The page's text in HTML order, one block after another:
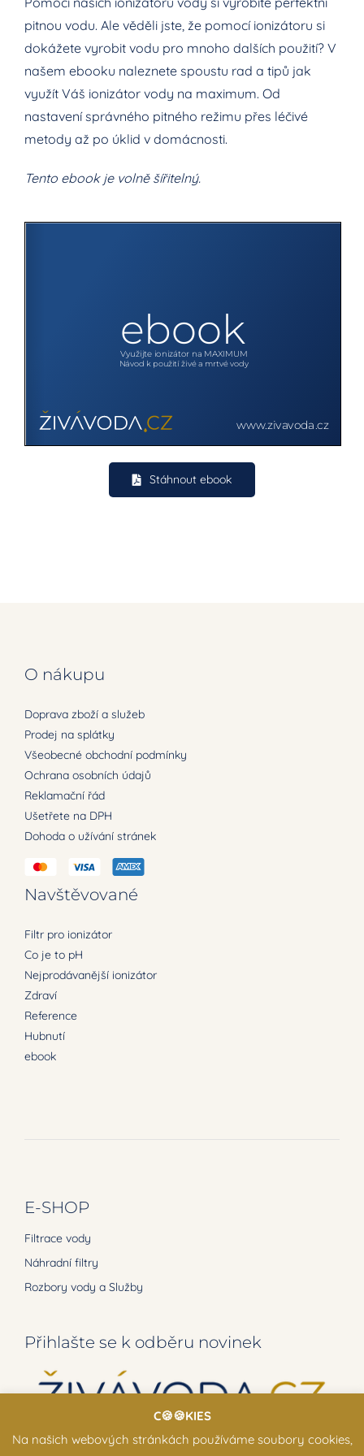
Co je to pH
Co je to ORP
Voda a naše tělo
Zdraví
Zdravý životní styl
Původní pramen
pitnou vodu. Ale věděli jste, že pomocí ionizátoru si
dokážete vyrobit vodu pro mnoho dalších použití? V
našem ebooku naleznete spoustu rad a tipů jak
využít Váš ionizátor vody na maximum. Od
nastavení správného pitného režimu přes léčivé
metody až po úklid v domácnosti.
Tento ebook je volně šířitelný.
Stáhnout ebook
O nákupu
Doprava zboží a služeb
Prodej na splátky
Všeobecné obchodní podmínky
Ochrana osobních údajů
Reklamační řád
Ušetřete na DPH
Dohoda o užívání stránek
E-SHOP
Filtrace vody
Náhradní filtry
Rozbory vody a Služby
Navštěvované
Filtr pro ionizátor
Co je to pH
Nejprodávanější ionizátor
Zdraví
Reference
Hubnutí
ebook
Přihlašte se k odběru novinek
C🍪🍪KIES
Na našich webových stránkách používáme soubory cookies,